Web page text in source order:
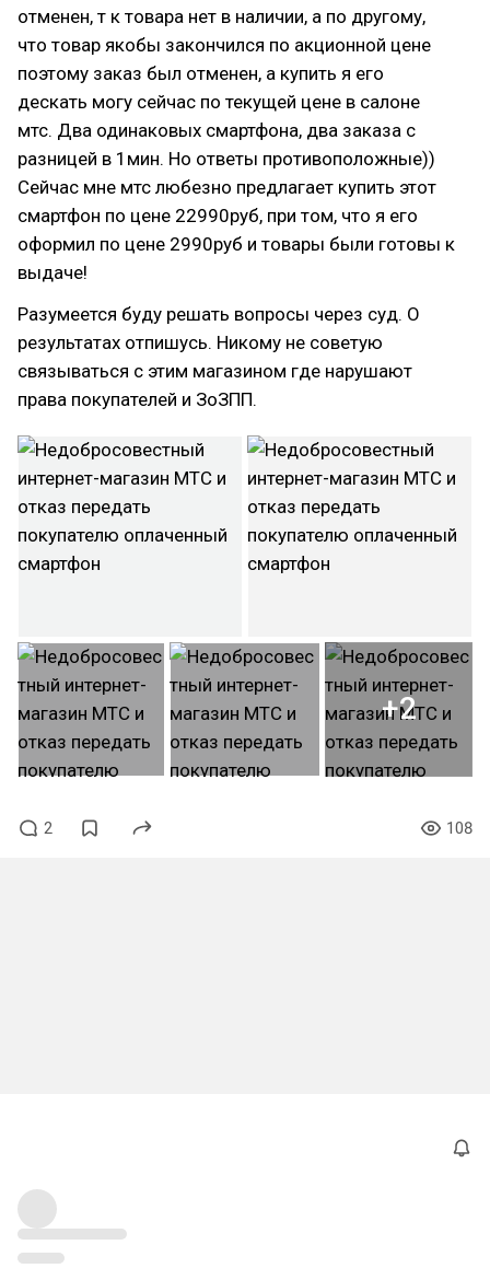
отменен, т к товара нет в наличии, а по другому,
что товар якобы закончился по акционной цене
поэтому заказ был отменен, а купить я его
дескать могу сейчас по текущей цене в салоне
мтс. Два одинаковых смартфона, два заказа с
разницей в 1мин. Но ответы противоположные))
Сейчас мне мтс любезно предлагает купить этот
смартфон по цене 22990руб, при том, что я его
оформил по цене 2990руб и товары были готовы к
выдаче!
Разумеется буду решать вопросы через суд. О
результатах отпишусь. Никому не советую
связываться с этим магазином где нарушают
права покупателей и ЗоЗПП.
+2
2 108